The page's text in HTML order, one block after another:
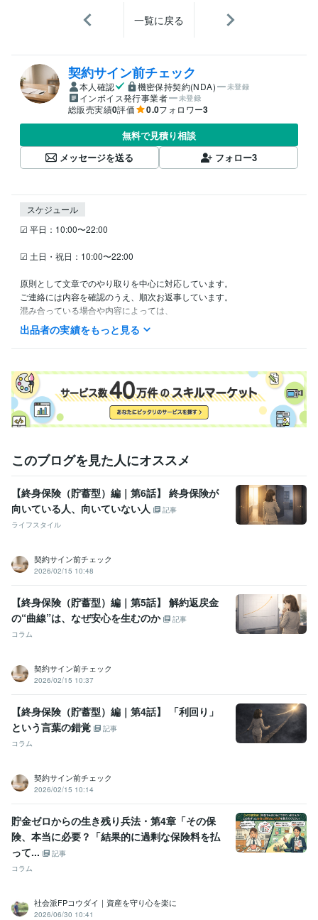
一覧に戻る
契約サイン前チェック
本人確認 機密保持契約(NDA) 未登録
インボイス発行事業者 未登録
総販売実績0評価 0.0フォロワー3
無料で見積り相談
メッセージを送る
フォロー3
スケジュール
☑ 平日：10:00〜22:00
☑ 土日・祝日：10:00〜22:00
原則として文章でのやり取りを中心に対応しています。
ご連絡には内容を確認のうえ、順次お返事しています。
混み合っている場合や内容によっては、
お時間をいただくことがありますのでご了承ください。
ライフスタイル・その他 / その他 経験年数 : 30年
出品者の実績をもっと見る
このブログを見た人にオススメ
【終身保険（貯蓄型）編｜第6話】 終身保険が
向いている人、向いていない人
記事
ライフスタイル
契約サイン前チェック
2026/02/15 10:48
【終身保険（貯蓄型）編｜第5話】 解約返戻金
の“曲線”は、なぜ安心を生むのか
記事
コラム
契約サイン前チェック
2026/02/15 10:37
【終身保険（貯蓄型）編｜第4話】 「利回り」
という言葉の錯覚
記事
コラム
契約サイン前チェック
2026/02/15 10:14
貯金ゼロからの生き残り兵法・第4章「その保
険、本当に必要？「結果的に過剰な保険料を払
って...
記事
コラム
社会派FPコウダイ｜資産を守り心を楽に
2026/06/30 10:41